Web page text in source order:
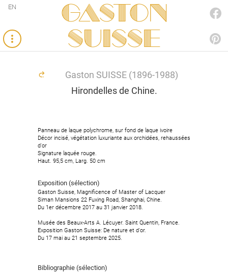
Gaston
SUISSE
EN
Gaston SUISSE (1896-1988)
Hirondelles de Chine.
Panneau de laque polychrome, sur fond de laque ivoire
Décor incisé, végétation luxuriante aux orchidées, rehaussées
d'or
Signature laquée rouge.
Haut. 95,5 cm, Larg. 50 cm
Exposition (sélection)
Gaston Suisse, Magnificence of Master of Lacquer
Siman Mansions 22 Fuxing Road, Shanghai, Chine.
Du 1er décembre 2017 au 31 janvier 2018.
Musée des Beaux-Arts A. Lécuyer. Saint Quentin, France.
Exposition Gaston Suisse: De nature et d'or.
Du 17 mai au 21 septembre 2025.
Bibliographie (sélection)